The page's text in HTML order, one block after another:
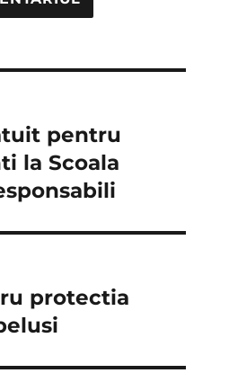
pentru
la Scoala
protectia